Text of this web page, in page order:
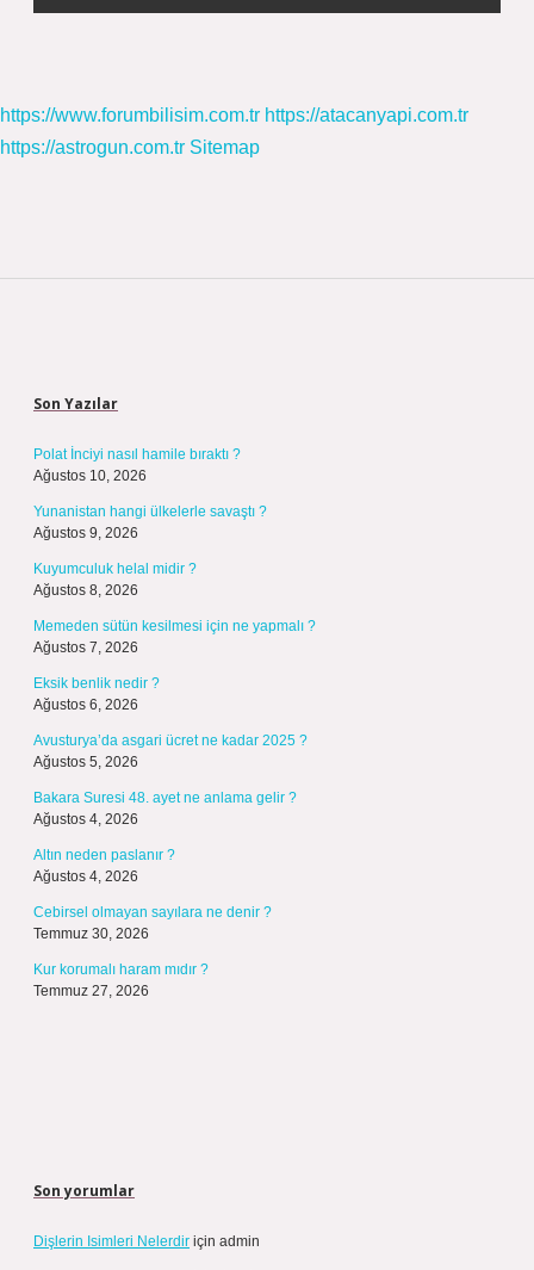
https://www.forumbilisim.com.tr https://atacanyapi.com.tr
https://astrogun.com.tr Sitemap
Son Yazılar
Polat İnciyi nasıl hamile bıraktı ?
Ağustos 10, 2026
Yunanistan hangi ülkelerle savaştı ?
Ağustos 9, 2026
Kuyumculuk helal midir ?
Ağustos 8, 2026
Memeden sütün kesilmesi için ne yapmalı ?
Ağustos 7, 2026
Eksik benlik nedir ?
Ağustos 6, 2026
Avusturya’da asgari ücret ne kadar 2025 ?
Ağustos 5, 2026
Bakara Suresi 48. ayet ne anlama gelir ?
Ağustos 4, 2026
Altın neden paslanır ?
Ağustos 4, 2026
Cebirsel olmayan sayılara ne denir ?
Temmuz 30, 2026
Kur korumalı haram mıdır ?
Temmuz 27, 2026
Son yorumlar
Dişlerin Isimleri Nelerdir için admin